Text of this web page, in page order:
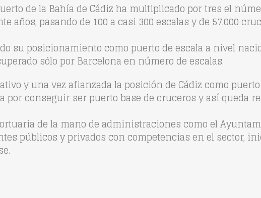
de la Bahía de Cádiz ha multiplicado por tres el
años, pasando de 100 a casi 300 escalas y de 57.000
su posicionamiento como puerto de escala a nivel
sólo por Barcelona en número de escalas.
y una vez afianzada la posición de Cádiz como
por conseguir ser puerto base de cruceros y así queda
de la mano de administraciones como el
públicos y privados con competencias en el sector,